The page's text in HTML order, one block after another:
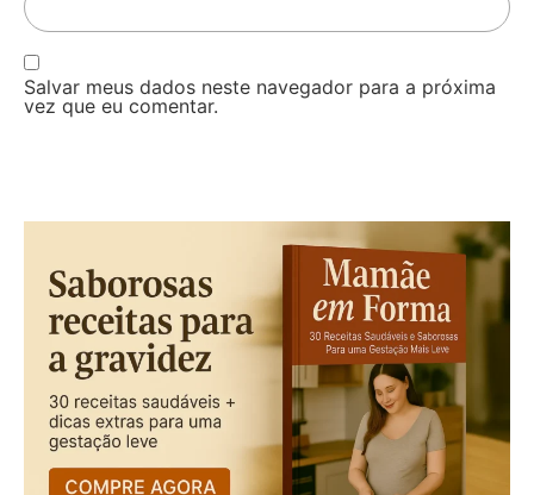
Salvar meus dados neste navegador para a próxima
vez que eu comentar.